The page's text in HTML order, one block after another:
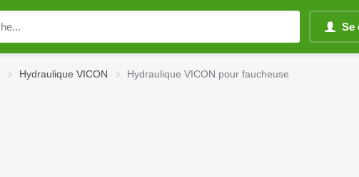
Se
Hydraulique VICON Hydraulique VICON pour faucheuse